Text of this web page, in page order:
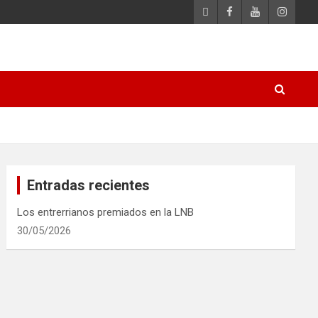
Entradas recientes
Los entrerrianos premiados en la LNB
30/05/2026